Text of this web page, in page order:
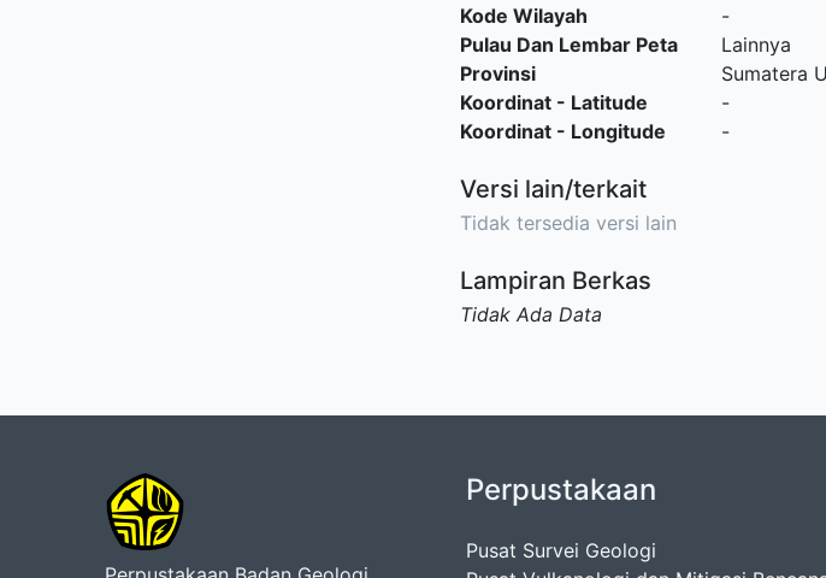
Kode Wilayah
-
Pulau Dan Lembar Peta
Lainnya
Provinsi
Sumatera
Koordinat - Latitude
-
Koordinat - Longitude
-
Versi lain/terkait
Tidak tersedia versi lain
Lampiran Berkas
Tidak Ada Data
Perpustakaan
Pusat Survei Geologi